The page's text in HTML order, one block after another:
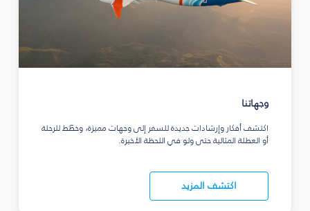
وجهاتنا
اكتشف أفكار وإرشادات جديدة للسفر إلى وجهات مميزة، وخطّط للرحلة
أو العطلة المثالية حتى ولو في اللحظة الأخيرة.
اكتشف المزيد